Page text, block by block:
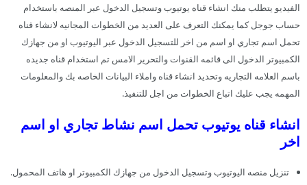
الفيديو يتطلب منك انشاء قناه يوتيوب وتسجيل الدخول عبر المنصه باستخدام
حساب جوجل كما يمكنك التعرف على العديد من الخطوات المجانيه لانشاء قناه
تحمل اسم تجاري او اسم من اخر للتسجيل الدخول عبر اليوتيوب او من جهازك
الكمبيوتر الدخول الى قائمه القنوات والتحرير الامس تم استخدام قناه جديده
باسم العلامه التجاريه وتحديد انشاء قناه واملاء البيانات الخاصه بك والمعلومات
المهمه يجب عليك اتباع الخطوات من اجل للتنفيذ.
انشاء قناه يوتيوب تحمل اسم نشاط تجاري او اسم
اخر
تنزيل منصه اليوتيوب وتسجيل الدخول من جهازك الكمبيوتر او هاتف المحمول.